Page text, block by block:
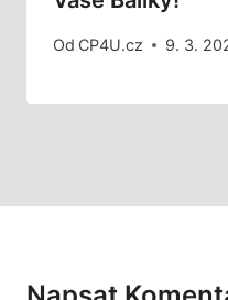
Od CP4U.cz 9. 3.